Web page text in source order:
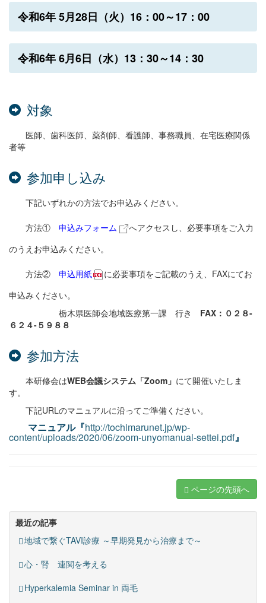
令和6年 5月28日（火）16：00～17：00
令和6年 6月6日（水）13：30～14：30
対象
医師、歯科医師、薬剤師、看護師、事務職員、在宅医療関係
者等
参加申し込み
下記いずれかの方法でお申込みください。
方法① 申込みフォーム
へアクセスし、必要事項をご入力
のうえお申込みください。
方法② 申込用紙
に必要事項をご記載のうえ、FAXにてお
申込みください。
栃木県医師会地域医療第一課 行き FAX ：０２８-
６２４-５９８８
参加方法
本研修会はWEB会議システム「Zoom」 にて開催いたしま
す。
下記URLのマニュアルに沿ってご準備ください。
マニュアル『http://tochimarunet.jp/wp-
content/uploads/2020/06/zoom-unyomanual-settei.pdf』
ページの先頭へ
最近の記事
地域で繋ぐTAVI診療 ～早期発見から治療まで～
心・腎 連関を考える
Hyperkalemia Seminar in 両毛